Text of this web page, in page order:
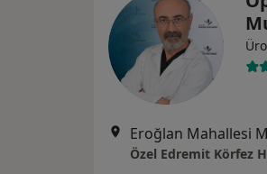
Özel Edremit Körfez